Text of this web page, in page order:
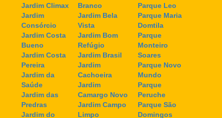
Jardim Climax
Jardim
Consórcio
Jardim Costa
Bueno
Jardim Costa
Pereira
Jardim da
Saúde
Jardim das
Predras
Jardim do
Branco
Jardim Bela
Vista
Jardim Bom
Refúgio
Jardim Brasil
Jardim
Cachoeira
Jardim
Camargo Novo
Jardim Campo
Limpo
Parque Leo
Parque Maria
Domtila
Parque
Monteiro
Soares
Parque Novo
Mundo
Parque
Peruche
Parque São
Domingos